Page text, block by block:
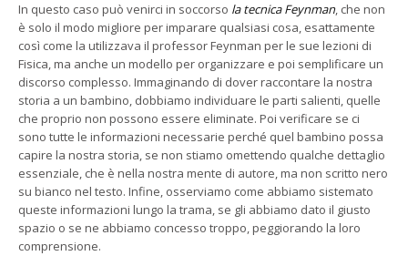
In questo caso può venirci in soccorso la tecnica Feynman, che non
è solo il modo migliore per imparare qualsiasi cosa, esattamente
così come la utilizzava il professor Feynman per le sue lezioni di
Fisica, ma anche un modello per organizzare e poi semplificare un
discorso complesso. Immaginando di dover raccontare la nostra
storia a un bambino, dobbiamo individuare le parti salienti, quelle
che proprio non possono essere eliminate. Poi verificare se ci
sono tutte le informazioni necessarie perché quel bambino possa
capire la nostra storia, se non stiamo omettendo qualche dettaglio
essenziale, che è nella nostra mente di autore, ma non scritto nero
su bianco nel testo. Infine, osserviamo come abbiamo sistemato
queste informazioni lungo la trama, se gli abbiamo dato il giusto
spazio o se ne abbiamo concesso troppo, peggiorando la loro
comprensione.